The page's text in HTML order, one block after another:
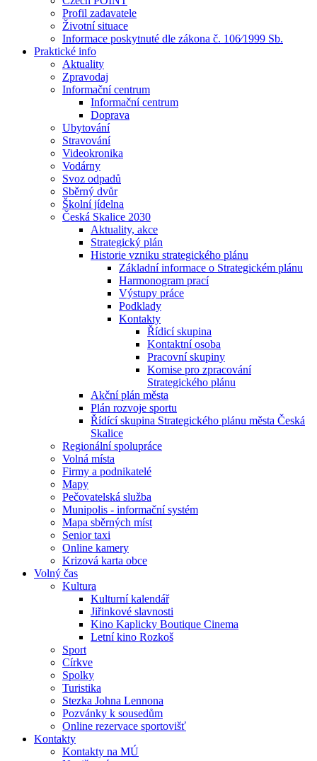
Profil zadavatele
Životní situace
Informace poskytnuté dle zákona č. 106⁄1999 Sb.
Praktické info
Aktuality
Zpravodaj
Informační centrum
Informační centrum
Doprava
Ubytování
Stravování
Videokronika
Vodárny
Svoz odpadů
Sběrný dvůr
Školní jídelna
Česká Skalice 2030
Aktuality, akce
Strategický plán
Historie vzniku strategického plánu
Základní informace o Strategickém plánu
Harmonogram prací
Výstupy práce
Podklady
Kontakty
Řídicí skupina
Kontaktní osoba
Pracovní skupiny
Komise pro zpracování
Strategického plánu
Akční plán města
Plán rozvoje sportu
Řídící skupina Strategického plánu města Česká
Skalice
Regionální spolupráce
Volná místa
Firmy a podnikatelé
Mapy
Pečovatelská služba
Munipolis - informační systém
Mapa sběrných míst
Senior taxi
Online kamery
Krizová karta obce
Volný čas
Kultura
Kulturní kalendář
Jiřinkové slavnosti
Kino Kaplicky Boutique Cinema
Letní kino Rozkoš
Sport
Církve
Spolky
Turistika
Stezka Johna Lennona
Pozvánky k sousedům
Online rezervace sportovišť
Kontakty
Kontakty na MÚ